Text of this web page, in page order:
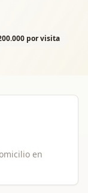
por visita
en